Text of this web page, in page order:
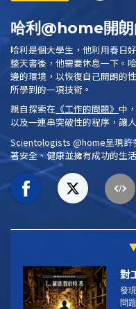
哈利@home開朗
哈利是個大學生，他利用春日
整天書後，他需要休息一下。
邊的環境，以恢復自己開朗的
所學到的一項技術。
親自探索在 《工作的問題》 中
以及一連串突破性的程序，讓
Scientologists @home呈現許
著安全、健康並擁有成功的生活
對
發
問